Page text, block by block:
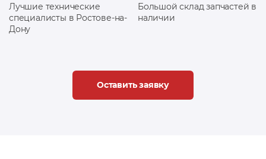
Лучшие технические
специалисты в Ростове-на-
Дону
Большой склад запчастей в
наличии
Оставить заявку